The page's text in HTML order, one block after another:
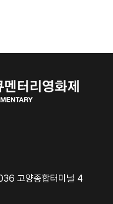
고양종합터미널 4